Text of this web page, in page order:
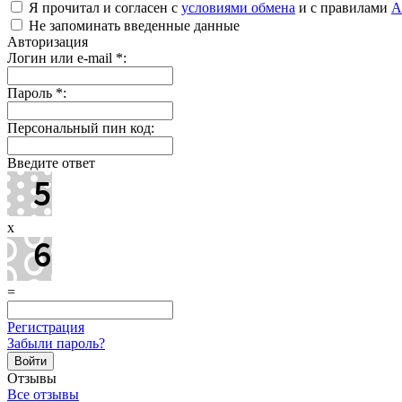
Я прочитал и согласен с условиями обмена и с правилами
Не запоминать введенные данные
Авторизация
Логин или e-mail *:
Пароль *:
Персональный пин код:
Введите ответ
x
=
Регистрация
Забыли пароль?
Отзывы
Все отзывы